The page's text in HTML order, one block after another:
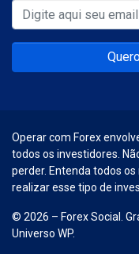
Operar com Forex
todos os investidores.
perder. Entenda todos
realizar esse tipo de
© 2026 – Forex Social.
Universo WP.